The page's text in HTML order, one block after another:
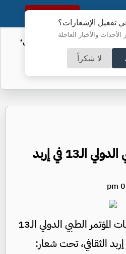
تفعيل الإشعارات؟
والأخبار العاجلة
لا شكراً
النسخة الكاملة
يحذر من رسائل "واتساب"
انطلاق المؤتمر الطبي الدولي الـ13 في إربد
تنطلق فعاليات المؤتمر الطبي الدولي الـ13
الثقافي، تحت شعار: